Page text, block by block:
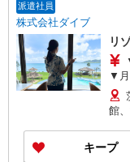
ご
内
派遣社員
株式会社ダイブ
リ
▼月
＋
円
で
定
館
が
り！ ※こちらは、全国のリゾートバイトを紹介す
キープ